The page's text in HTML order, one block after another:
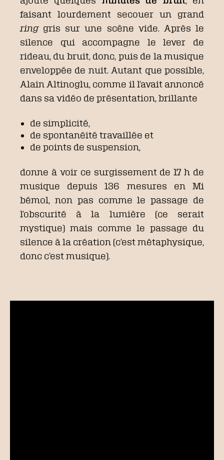
faisant lourdement secouer un grand
ringgris sur une scène vide. Après le
silence qui accompagne le lever de
rideau, du bruit, donc, puis de la musique
enveloppée de nuit. Autant que possible,
Alain Altinoglu, comme il l’avait annoncé
dans sa vidéo de présentation, brillante
de simplicité,
de spontanéité travaillée et
de points de suspension,
donne à voir ce surgissement de 17 h de
musique depuis 136 mesures en Mi
bémol, non pas comme le passage de
l’obscurité à la lumière (ce serait
mystique) mais comme le passage du
silence à la création (c’est métaphysique,
donc c’est musique).